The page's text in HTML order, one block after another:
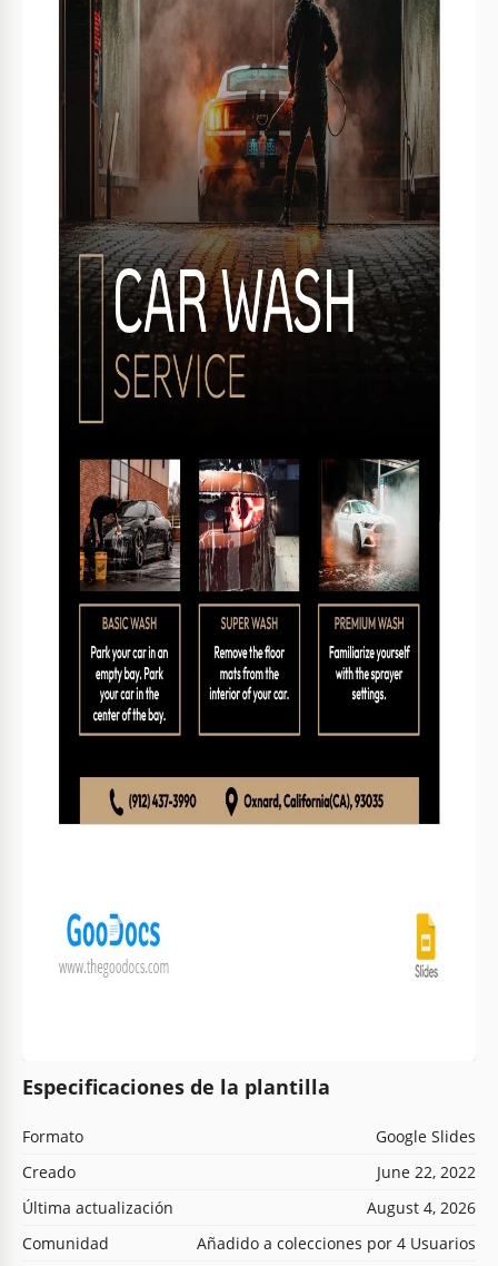
Especificaciones de la plantilla
Formato
Google Slides
Creado
June 22, 2022
Última actualización
August 4, 2026
Comunidad
Añadido a colecciones por 4 Usuarios